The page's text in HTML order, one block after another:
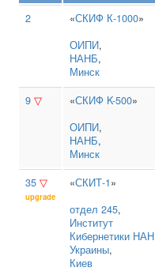
2
«СКИФ К-1000»
ОИПИ,
НАНБ,
Минск
9 ▽ «СКИФ K-500»
ОИПИ,
НАНБ,
Минск
35 ▽
upgrade
«СКИТ-1»
отдел 245,
Институт
Кибернетики НАН
Украины,
Киев